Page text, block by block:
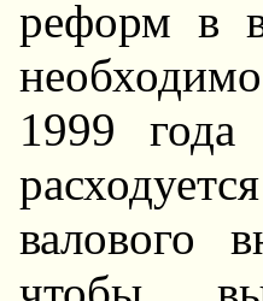
реформ в
1999
валового